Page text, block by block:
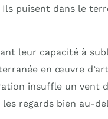
puisent dans le
leur capacité à
en œuvre
insuffle un vent
regards bien au-